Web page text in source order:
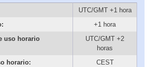
UTC/GMT +1 hora
+1 hora
uso horario
UTC/GMT +2
horas
horario:
CEST